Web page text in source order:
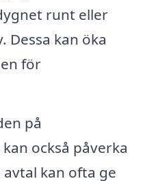
runt eller
kan öka
för
på
också påverka
kan ofta ge